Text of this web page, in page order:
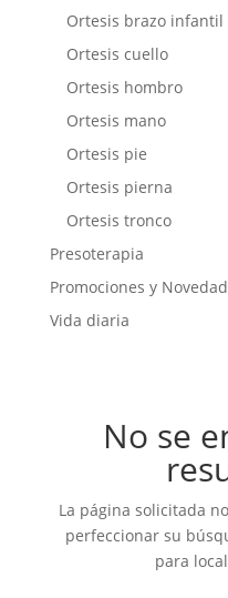
Ortesis brazo infantil
Ortesis cuello
Ortesis hombro
Ortesis mano
Ortesis pie
Ortesis pierna
Ortesis tronco
Presoterapia
Promociones y
Vida diaria
No se
La página solicitada
perfeccionar su
para